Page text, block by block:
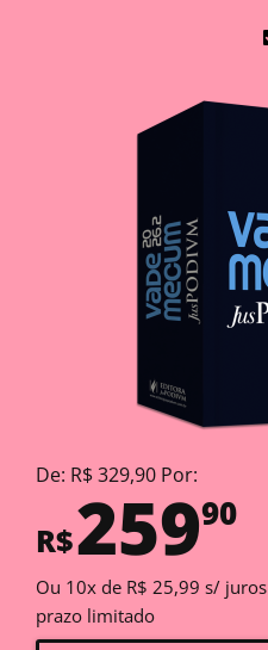
De: R$ 329,90 Por:
R$25990
Ou 10x de R$ 25,99 s/
prazo limitado